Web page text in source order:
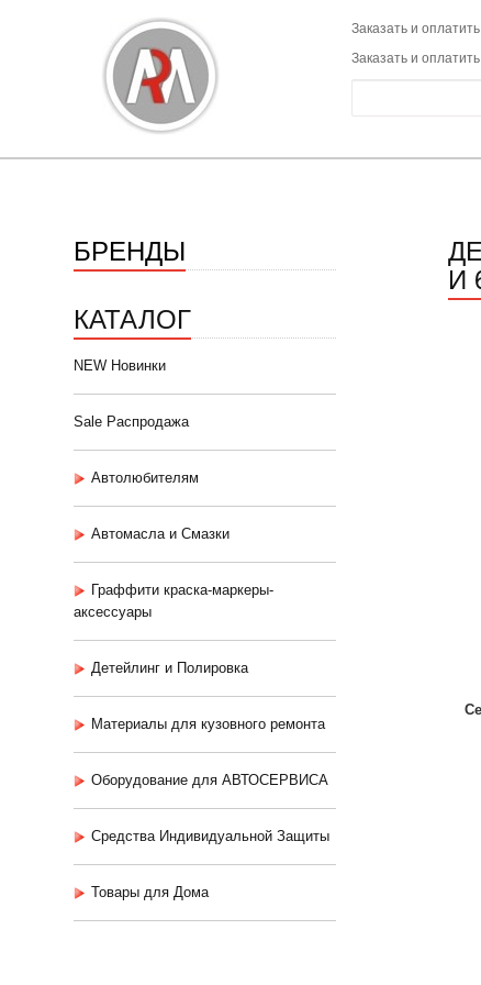
Заказать и
Заказать и
БРЕНДЫ
КАТАЛОГ
NEW Новинки
Sale Распродажа
Автолюбителям
Автомасла и Смазки
Граффити краска-маркеры-
аксессуары
Детейлинг и Полировка
Материалы для кузовного ремонта
Оборудование для АВТОСЕРВИСА
Средства Индивидуальной Защиты
Товары для Дома
И